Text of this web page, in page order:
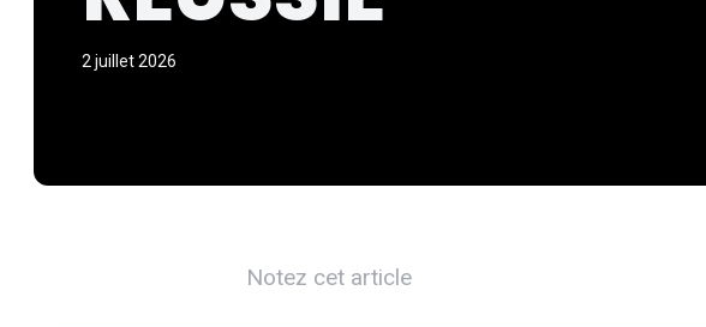
2 juillet 2026
Notez cet article